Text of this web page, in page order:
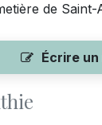
de Saint-
Écrire